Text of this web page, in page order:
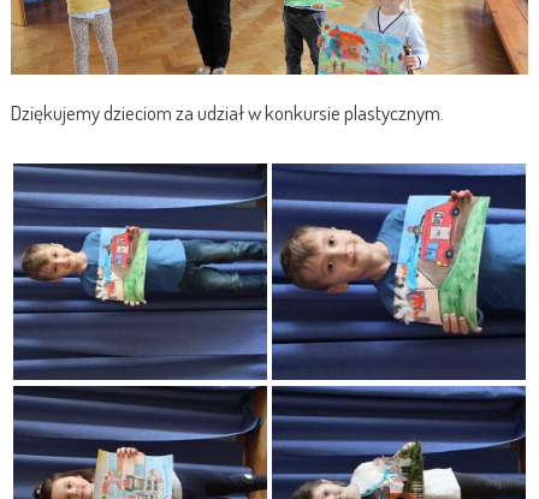
Dziękujemy dzieciom za udział w konkursie plastycznym.